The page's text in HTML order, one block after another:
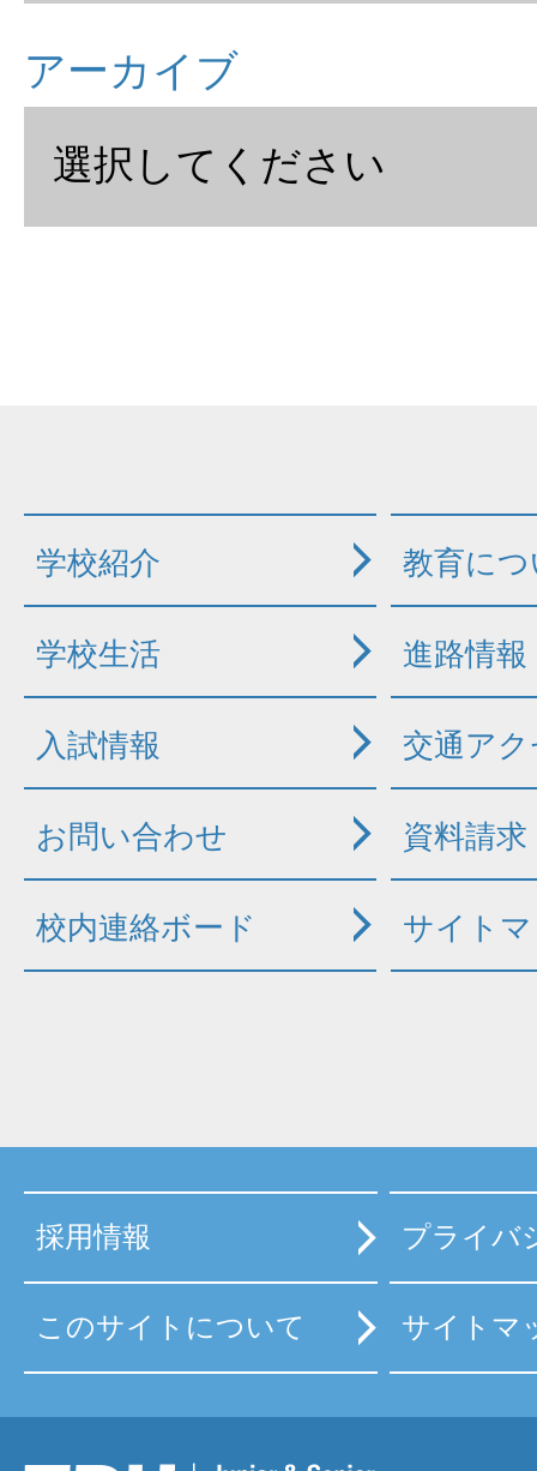
アーカイブ
学校紹介 教育に
学校生活 進路情報
入試情報 交通ア
お問い合わせ 資料請求
校内連絡ボード サイト
採用情報 プライバ
このサイトについて サイトマ